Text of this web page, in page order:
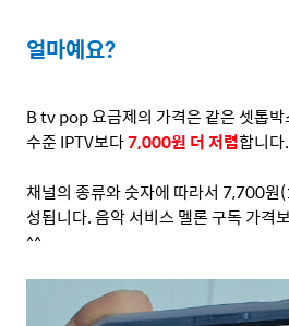
얼마예요?
B tv pop요금제의 가격은 같은 셋톱
수준 IPTV보다7,000원 더 저렴합니다.
채널의 종류와 숫자에 따라서 7,700원
성됩니다.음악 서비스 멜론 구독 가격
^^